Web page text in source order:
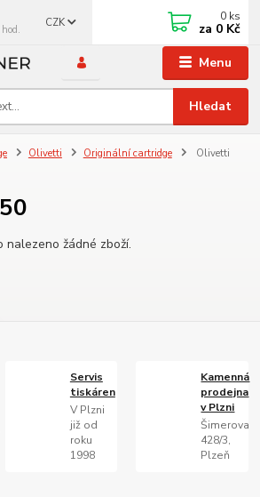
Menu
CZK
Hledat
0 ks
za 0 Kč
Olivetti Originální cartridge
Olivetti
žádné zboží.
Servis
tiskáren
V Plzni
již od
roku
1998
Kamenná
prodejna
v Plzni
Šimerova
428/3,
Plzeň